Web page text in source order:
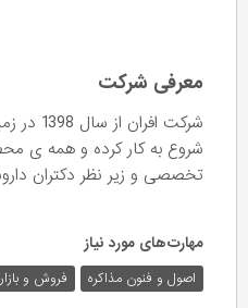
معرفی شرکت
شرکت
شروع به کار کرده و همه ی
تخصصی و زیر نظر دکتران
مهارت‌های مورد نیاز
اصول و فنون مذاکره فروش و